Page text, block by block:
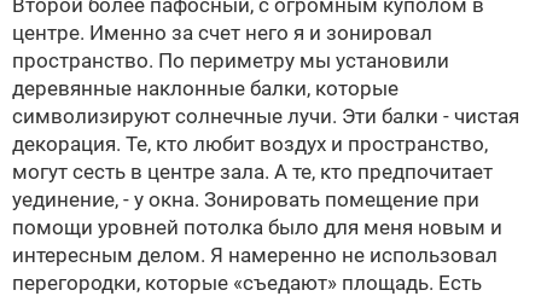
Второй более пафосный, с огромным куполом в
центре. Именно за счет него я и зонировал
пространство. По периметру мы установили
деревянные наклонные балки, которые
символизируют солнечные лучи. Эти балки - чистая
декорация. Те, кто любит воздух и пространство,
могут сесть в центре зала. А те, кто предпочитает
уединение, - у окна. Зонировать помещение при
помощи уровней потолка было для меня новым и
интересным делом. Я намеренно не использовал
перегородки, которые «съедают» площадь. Есть